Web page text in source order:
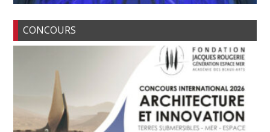
CONCOURS